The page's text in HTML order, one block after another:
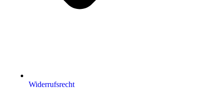
Widerrufsrecht